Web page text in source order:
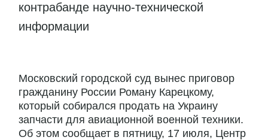
контрабанде научно-технической
информации
Московский городской суд вынес приговор
гражданину России Роману Карецкому,
который собирался продать на Украину
запчасти для авиационной военной техники.
Об этом сообщает в пятницу, 17 июля, Центр